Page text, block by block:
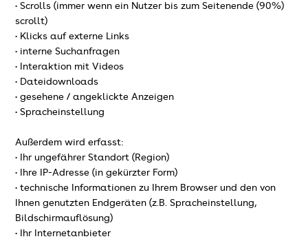
• Scrolls (immer wenn ein Nutzer bis zum Seitenende (90%)
scrollt)
• Klicks auf externe Links
• interne Suchanfragen
• Interaktion mit Videos
• Dateidownloads
• gesehene / angeklickte Anzeigen
• Spracheinstellung
Außerdem wird erfasst:
• Ihr ungefährer Standort (Region)
• Ihre IP-Adresse (in gekürzter Form)
• technische Informationen zu Ihrem Browser und den von
Ihnen genutzten Endgeräten (z.B. Spracheinstellung,
Bildschirmauflösung)
• Ihr Internetanbieter